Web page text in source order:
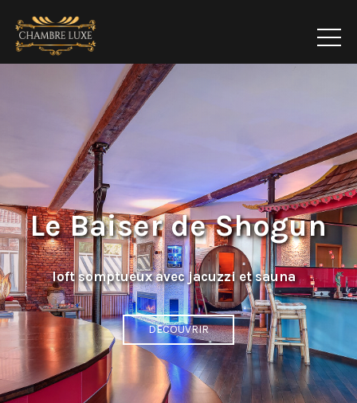
Le Baiser de Shogun
DECOUVRIR
loft somptueux avec jacuzzi et sauna